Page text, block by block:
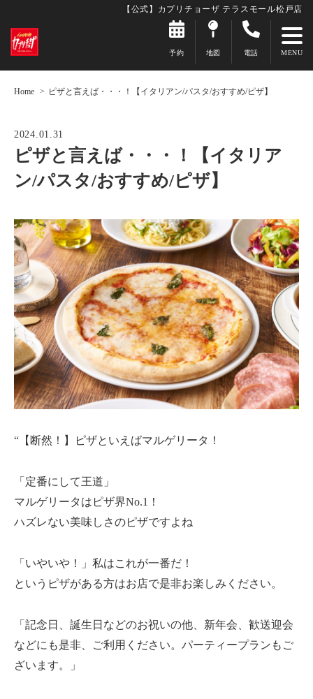
【公式】カプリチョーザ テラスモール松戸店
予約 地図 電話
Home ピザと言えば・・・！【イタリアン/パスタ/おすすめ/ピザ】
2024.01.31
ピザと言えば・・・！【イタリア
ン/パスタ/おすすめ/ピザ】
“【断然！】ピザといえばマルゲリータ！
「定番にして王道」
マルゲリータはピザ界No.1！
ハズレない美味しさのピザですよね
「いやいや！」私はこれが一番だ！
というピザがある方はお店で是非お楽しみください。
「記念日、誕生日などのお祝いの他、新年会、歓送迎会
などにも是非、ご利用ください。パーティープランもご
ざいます。」